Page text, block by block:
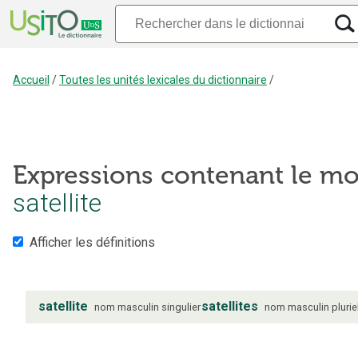
Accueil /Toutes les unités lexicales du dictionnaire /
Expressions contenant le
satellite
Afficher les définitions
satellite nom masculin singuliersatellites nom masculin